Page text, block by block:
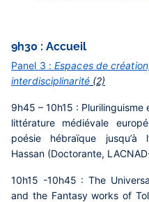
9h30 : Accueil
Panel 3 : Espaces de
interdisciplinarité(2)
9h45 – 10h15 :
littérature médiévale
poésie hébraïque jusqu’à
Hassan (Doctorante,
10h15 -10h45 :The
and the Fantasy works of